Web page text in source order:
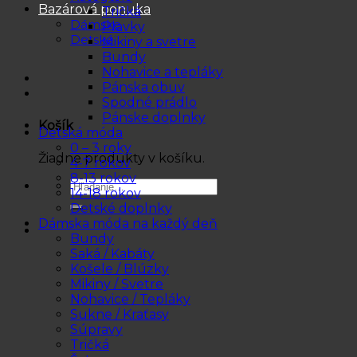
Bazárová ponuka
Dámske
Detské
Košík
Žiadne produkty v košíku.
Hľadať:
Tričká
Plavky
Mikiny a svetre
Bundy
Nohavice a tepláky
Pánska obuv
Spodné prádlo
Pánske doplnky
Detská móda
0 – 3 roky
4-7 rokov
8-13 rokov
14-18 rokov
Detské doplnky
Dámska móda na každý deň
Bundy
Saká / Kabáty
Košele / Blúzky
Mikiny / Svetre
Nohavice / Tepláky
Sukne / Kraťasy
Súpravy
Tričká